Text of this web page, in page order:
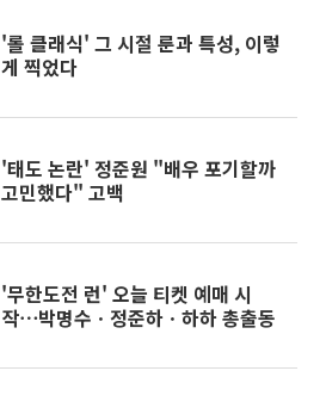
'롤 클래식' 그 시절 룬과 특성, 이렇
게 찍었다
'태도 논란' 정준원 "배우 포기할까
고민했다" 고백
'무한도전 런' 오늘 티켓 예매 시
작⋯박명수ㆍ정준하ㆍ하하 총출동